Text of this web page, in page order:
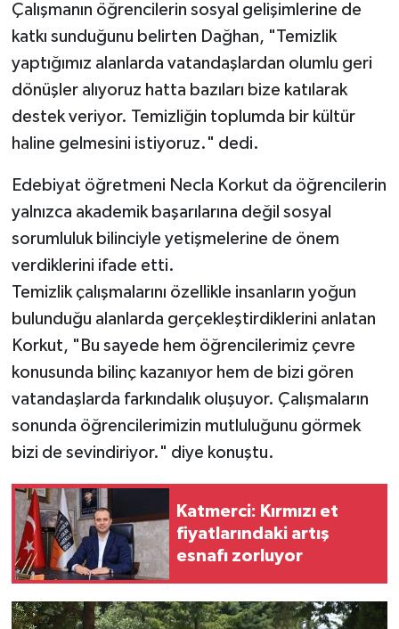
Çalışmanın öğrencilerin sosyal gelişimlerine de
katkı sunduğunu belirten Dağhan, "Temizlik
yaptığımız alanlarda vatandaşlardan olumlu geri
dönüşler alıyoruz hatta bazıları bize katılarak
destek veriyor. Temizliğin toplumda bir kültür
haline gelmesini istiyoruz." dedi.
Edebiyat öğretmeni Necla Korkut da öğrencilerin
yalnızca akademik başarılarına değil sosyal
sorumluluk bilinciyle yetişmelerine de önem
verdiklerini ifade etti.
Temizlik çalışmalarını özellikle insanların yoğun
bulunduğu alanlarda gerçekleştirdiklerini anlatan
Korkut, "Bu sayede hem öğrencilerimiz çevre
konusunda bilinç kazanıyor hem de bizi gören
vatandaşlarda farkındalık oluşuyor. Çalışmaların
sonunda öğrencilerimizin mutluluğunu görmek
bizi de sevindiriyor." diye konuştu.
Katmerci: Kırmızı et
fiyatlarındaki artış
esnafı zorluyor